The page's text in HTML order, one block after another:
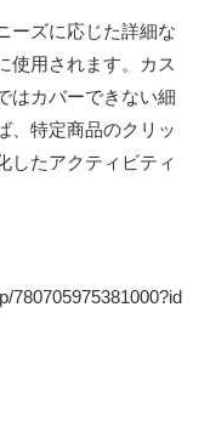
ーズに応じた詳細な
使用されます。カス
はカバーできない細
、特定商品のクリッ
したアクティビティ
780705975381000?id